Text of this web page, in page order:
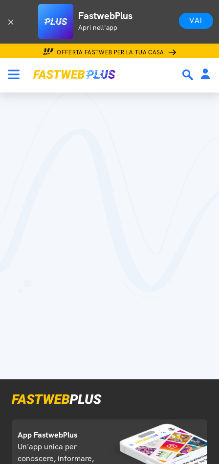
FastwebPlus
Apri nell'app
VAI
OFFERTA FASTWEB PER LA TUA CASA
App FastwebPlus
Un'app unica per
conoscere, informare,